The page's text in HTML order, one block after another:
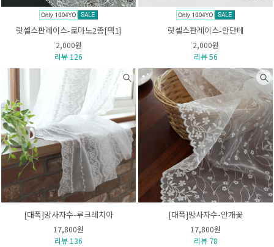
랏셀스판레이스-로마노2종[택1]
2,000원
리뷰 126
랏셀스판레이스-안단테
2,000원
리뷰 56
[대폭]망사자수-루크레치아
17,800원
리뷰 136
[대폭]망사자수-안개꽃
17,800원
리뷰 78